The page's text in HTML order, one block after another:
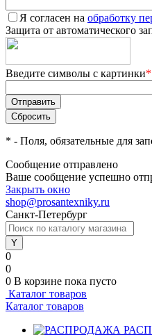
Я согласен на обработку
Защита от автоматического
Введите символы с картинки*
* - Поля, обязательные для
Сообщение отправлено
Ваше сообщение успешно
Закрыть окно
shop@prosantexniky.ru
Санкт-Петербург
0
0
0 В корзине пока пусто
Каталог товаров
Каталог товаров